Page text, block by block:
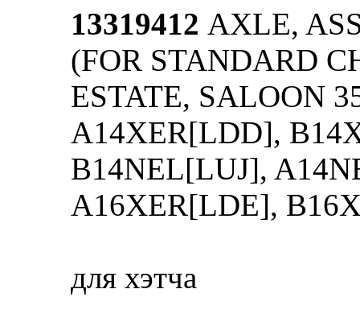
13319412 AXLE,
(FOR STANDARD
ESTATE, SALOON
A14XER[LDD],
B14NEL[LUJ],
A16XER[LDE],
для хэтча